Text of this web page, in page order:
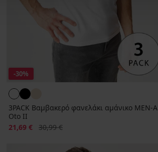
-30%
3PACK Βαμβακερό φανελάκι αμάνικο MEN-A
Oto II
Έκπτωση
21,69 € Αρχική τιμή
30,99 €